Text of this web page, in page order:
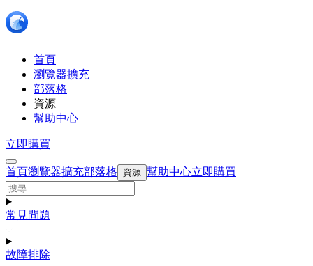
首頁
瀏覽器擴充
部落格
資源
幫助中心
立即購買
首頁瀏覽器擴充部落格 資源 幫助中心立即購買
常見問題
故障排除